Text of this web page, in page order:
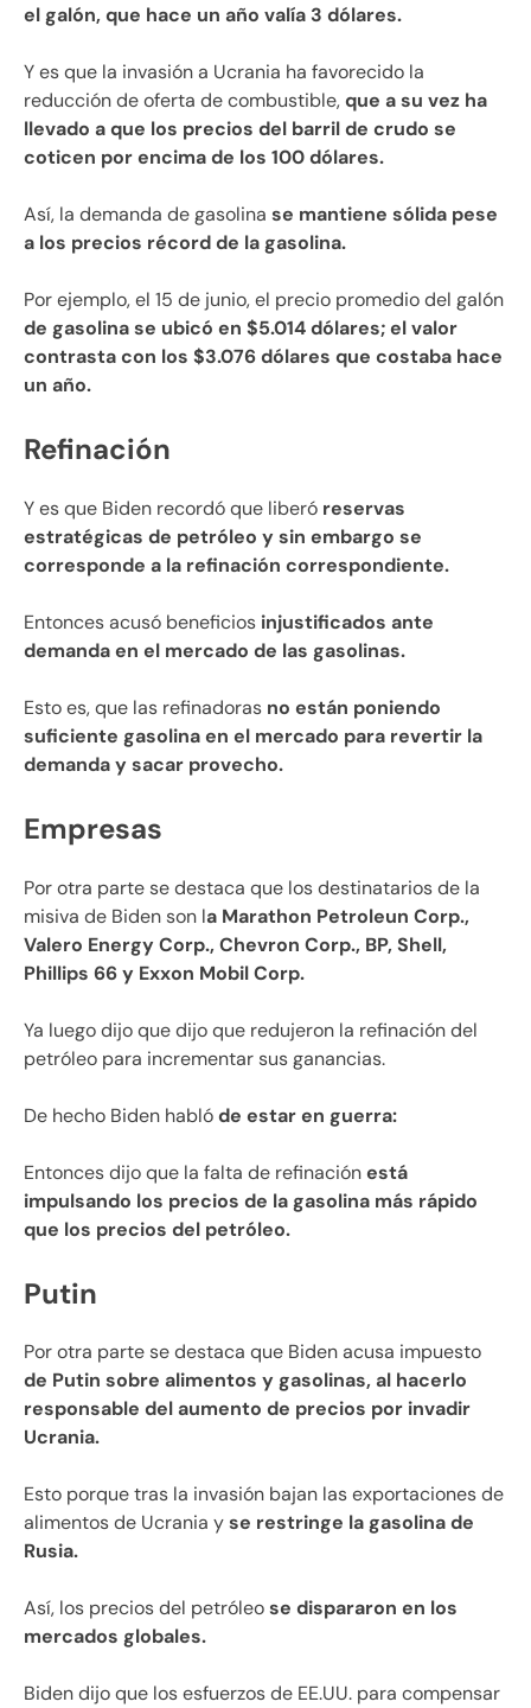
el galón, que hace un año valía 3 dólares.
Y es que la invasión a Ucrania ha favorecido la
reducción de oferta de combustible,que a su vez ha
llevado a que los precios del barril de crudo se
coticen por encima de los 100 dólares.
Así, la demanda de gasolina se mantiene sólida pese
a los precios récord de la gasolina.
Por ejemplo, el 15 de junio, el precio promedio del galón
de gasolina se ubicó en $5.014 dólares; el valor
contrasta con los $3.076 dólares que costaba hace
un año.
Refinación
Y es que Biden recordó que liberó reservas
estratégicas de petróleo y sin embargo se
corresponde a la refinación correspondiente.
Entonces acusó beneficios injustificados ante
demanda en el mercado de las gasolinas.
Esto es, que las refinadoras no están poniendo
suficiente gasolina en el mercado para revertir la
demanda y sacar provecho.
Empresas
Por otra parte se destaca que los destinatarios de la
misiva de Biden son la Marathon Petroleun Corp.,
Valero Energy Corp., Chevron Corp., BP, Shell,
Phillips 66 y Exxon Mobil Corp.
Ya luego dijo que dijo que redujeron la refinación del
petróleo para incrementar sus ganancias.
De hecho Biden hablóde estar en guerra:
Entonces dijo que la falta de refinaciónestá
impulsando los precios de la gasolina más rápido
que los precios del petróleo.
Putin
Por otra parte se destaca que Biden acusa impuesto
de Putin sobre alimentos y gasolinas, al hacerlo
responsable del aumento de precios por invadir
Ucrania.
Esto porque tras la invasión bajan las exportaciones de
alimentos de Ucrania yse restringe la gasolina de
Rusia.
Así, los precios del petróleose dispararon en los
mercados globales.
Biden dijo que los esfuerzos de EE.UU. para compensar